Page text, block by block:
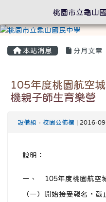
本站消息 分月文章
105年度桃園航空
機親子師生育樂營
設備組 - 校園公佈欄 | 2016-
說明：
一、 105年度桃園航空
（一）開始接受報名，
桃園市立龜山